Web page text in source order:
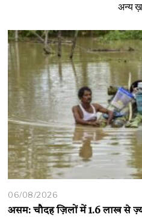
अन्य
06/08/2026
असम: चौदह ज़िलों में 1.6 लाख से